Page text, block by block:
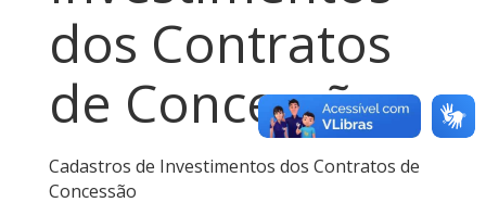
dos Contratos
de Concessão
Cadastros de Investimentos dos Contratos de
Concessão